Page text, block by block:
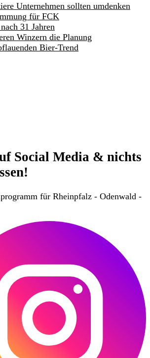
Unternehmen sollten umdenken
für FCK
31 Jahren
Winzern die Planung
Bier-Trend
Social Media & nichts
für Rheinpfalz - Odenwald -